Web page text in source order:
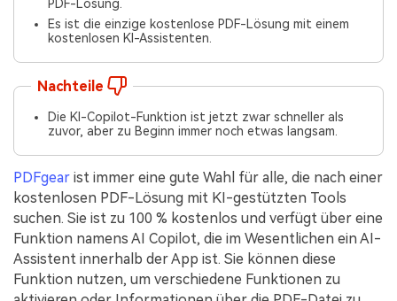
PDF-Lösung.
Es ist die einzige kostenlose PDF-Lösung mit einem
kostenlosen KI-Assistenten.
Nachteile
Die KI-Copilot-Funktion ist jetzt zwar schneller als
zuvor, aber zu Beginn immer noch etwas langsam.
PDFgear ist immer eine gute Wahl für alle, die nach einer
kostenlosen PDF-Lösung mit KI-gestützten Tools
suchen. Sie ist zu 100 % kostenlos und verfügt über eine
Funktion namens AI Copilot, die im Wesentlichen ein AI-
Assistent innerhalb der App ist. Sie können diese
Funktion nutzen, um verschiedene Funktionen zu